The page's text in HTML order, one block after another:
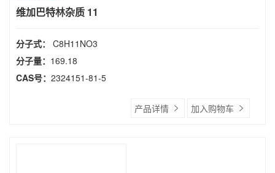
维加巴特林杂质 11
分子式： C8H11NO3
分子量： 169.18
CAS号： 2324151-81-5
产品详情 加入购物车